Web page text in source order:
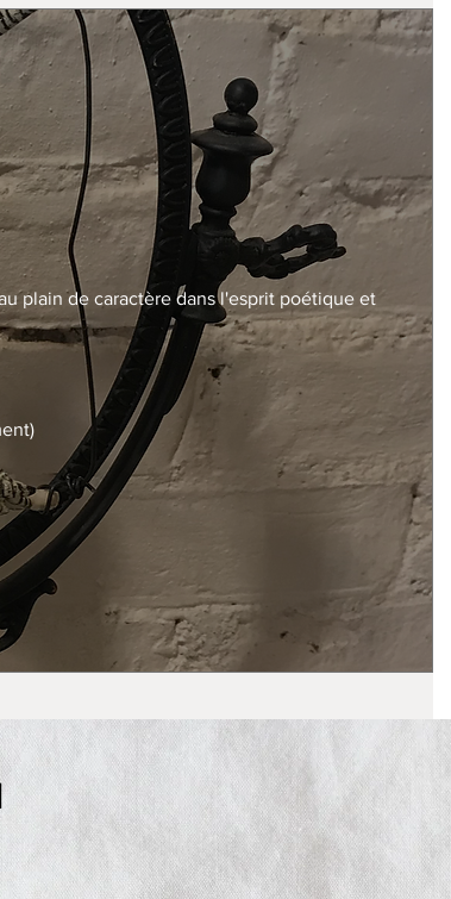
plain de caractère dans l'esprit poétique et